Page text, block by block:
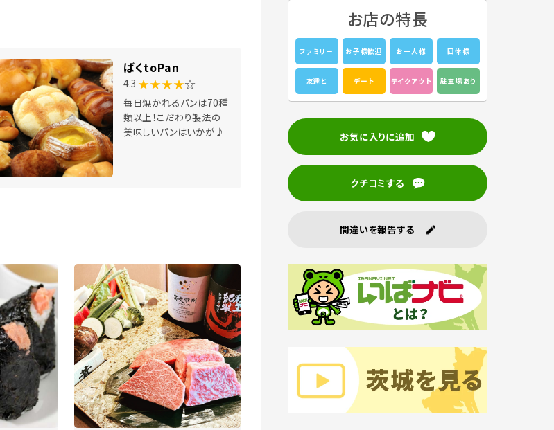
ばくtoPan
4.3 ★★★★☆
毎日焼かれるパンは70種
類以上！こだわり製法の
美味しいパンはいかが♪
お店の特長
ファミリー お子様歓迎 お一人様 団体様
友達と デート テイクアウト 駐車場あり
お気に入りに追加
クチコミする
間違いを報告する